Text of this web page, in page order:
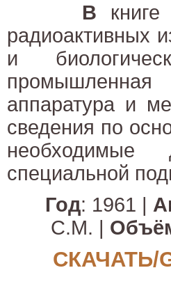
В
радиоактивных
и
аппаратура и
сведения по
специальной
Год: 1961 |
С.М. |
СКАЧАТЬ/